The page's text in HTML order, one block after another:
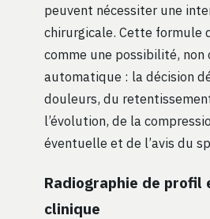
peuvent nécessiter une
chirurgicale. Cette formule
comme une possibilité, non
automatique : la décision
douleurs, du
l’évolution, de la
éventuelle et de l’avis du
Radiographie de profil
clinique